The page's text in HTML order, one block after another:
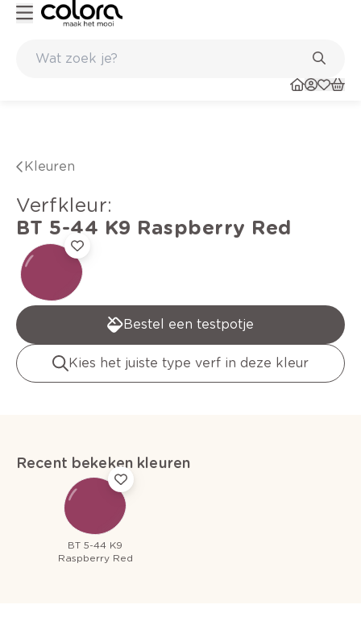
Kleuren
verfkleur:
BT 5-44 K9 Raspberry Red
Bestel een testpotje
Kies het juiste type verf in deze kleur
Recent bekeken kleuren
BT 5-44 K9
Raspberry Red